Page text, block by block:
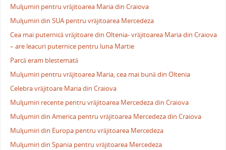
Mulţumiri pentru vrăjitoarea Maria din Craiova
Mulţumiri din SUA pentru vrăjitoarea Mercedeza
Cea mai puternică vrăjitoare din Oltenia- vrăjitoarea Maria din Craiova
– are leacuri puternice pentru luna Martie
Parcă eram blestemată
Mulţumiri pentru vrăjitoarea Maria, cea mai bună din Oltenia
Celebra vrăjitoare Maria din Craiova
Mulţumiri recente pentru vrăjitoarea Mercedeza din Craiova
Mulţumiri din America pentru vrăjitoarea Mercedeza din Craiova
Mulţumiri din Europa pentru vrăjitoarea Mercedeza
Mulţumiri din Spania pentru vrăjitoarea Mercedeza